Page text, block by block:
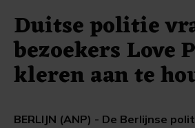
Duitse politie
bezoekers Love
kleren aan te
BERLIJN (ANP) - De Berlijnse